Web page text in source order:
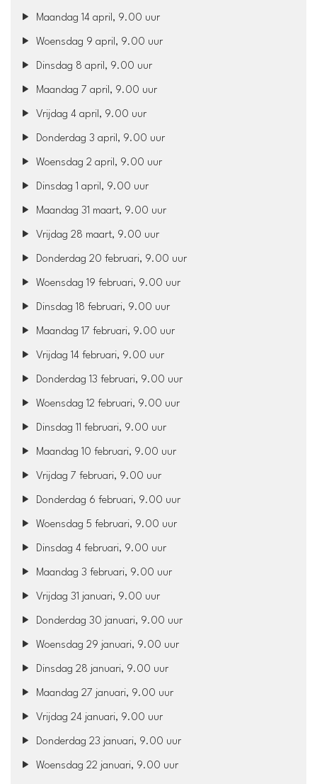
Maandag 14 april, 9.00 uur
Woensdag 9 april, 9.00 uur
Dinsdag 8 april, 9.00 uur
Maandag 7 april, 9.00 uur
Vrijdag 4 april, 9.00 uur
Donderdag 3 april, 9.00 uur
Woensdag 2 april, 9.00 uur
Dinsdag 1 april, 9.00 uur
Maandag 31 maart, 9.00 uur
Vrijdag 28 maart, 9.00 uur
Donderdag 20 februari, 9.00 uur
Woensdag 19 februari, 9.00 uur
Dinsdag 18 februari, 9.00 uur
Maandag 17 februari, 9.00 uur
Vrijdag 14 februari, 9.00 uur
Donderdag 13 februari, 9.00 uur
Woensdag 12 februari, 9.00 uur
Dinsdag 11 februari, 9.00 uur
Maandag 10 februari, 9.00 uur
Vrijdag 7 februari, 9.00 uur
Donderdag 6 februari, 9.00 uur
Woensdag 5 februari, 9.00 uur
Dinsdag 4 februari, 9.00 uur
Maandag 3 februari, 9.00 uur
Vrijdag 31 januari, 9.00 uur
Donderdag 30 januari, 9.00 uur
Woensdag 29 januari, 9.00 uur
Dinsdag 28 januari, 9.00 uur
Maandag 27 januari, 9.00 uur
Vrijdag 24 januari, 9.00 uur
Donderdag 23 januari, 9.00 uur
Woensdag 22 januari, 9.00 uur